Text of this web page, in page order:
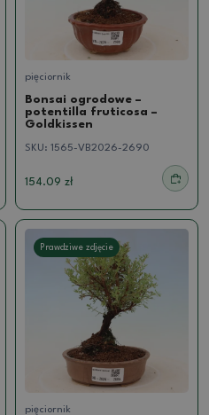
pięciornik
Bonsai ogrodowe –
potentilla fruticosa –
Goldkissen
SKU: 1565-VB2026-2690
154.09 zł
Prawdziwe zdjęcie
pięciornik